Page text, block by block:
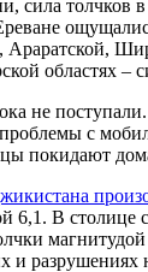
толчков в
Араратской,
областях –
не
с
покидают
6,1. В столице
магнитудой
и разрушениях